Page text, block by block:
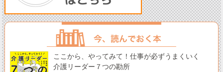
ここから、やってみて！仕事が必ずうまくいく
介護リーダー７つの勘所